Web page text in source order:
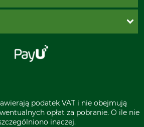
podatek VAT i nie obejmują
opłat za pobranie. O ile nie
inaczej.